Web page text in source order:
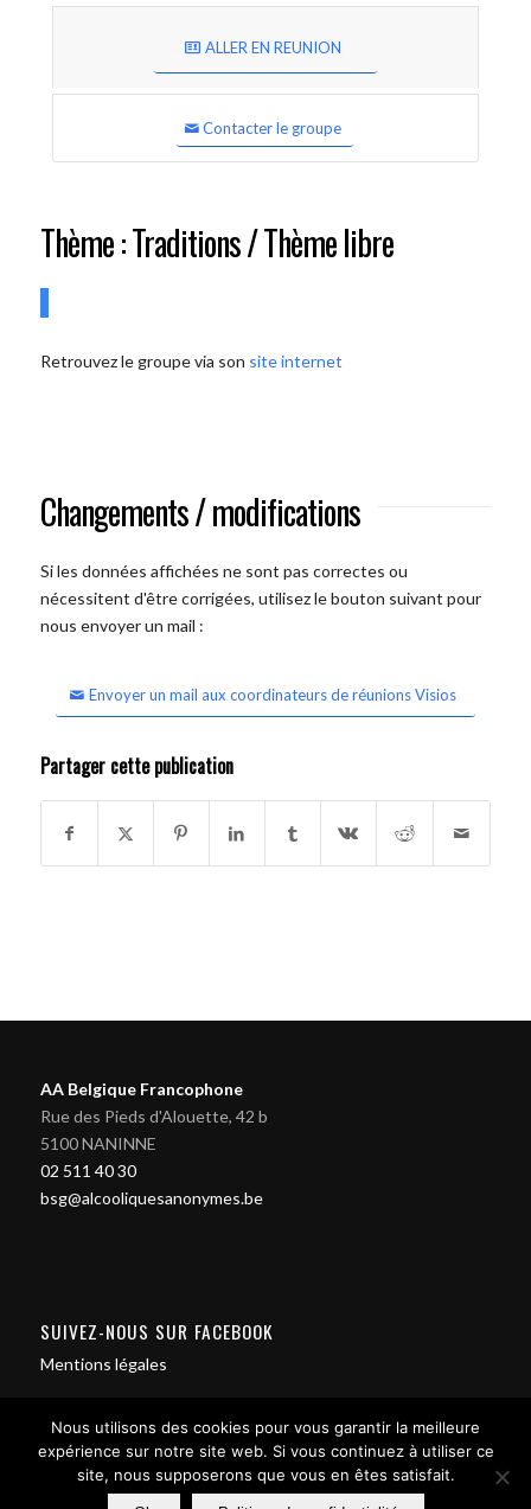
ALLER EN REUNION
Contacter le groupe
Thème : Traditions / Thème libre
Retrouvez le groupe via son site internet
Changements / modifications
Si les données affichées ne sont pas correctes ou
nécessitent d'être corrigées, utilisez le bouton suivant pour
nous envoyer un mail :
Envoyer un mail aux coordinateurs de réunions Visios
Partager cette publication
AA Belgique Francophone
Rue des Pieds d'Alouette, 42 b
5100 NANINNE
02 511 40 30
bsg@alcooliquesanonymes.be
SUIVEZ-NOUS SUR FACEBOOK
Mentions légales
Nous utilisons des cookies pour vous garantir la meilleure
expérience sur notre site web. Si vous continuez à utiliser ce
site, nous supposerons que vous en êtes satisfait.
Contact us